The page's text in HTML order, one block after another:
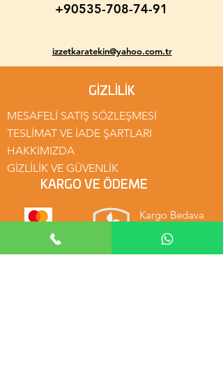
+90535-708-74-91
izzetkaratekin@yahoo.com.tr
GİZLİLİK
MESAFELİ SATIŞ SÖZLEŞMESİ
TESLİMAT VE İADE ŞARTLARI
HAKKIMIZDA
GİZLİLİK VE GÜVENLİK
KARGO VE ÖDEME
Kargo Bedava
Güvenli Alışveriş